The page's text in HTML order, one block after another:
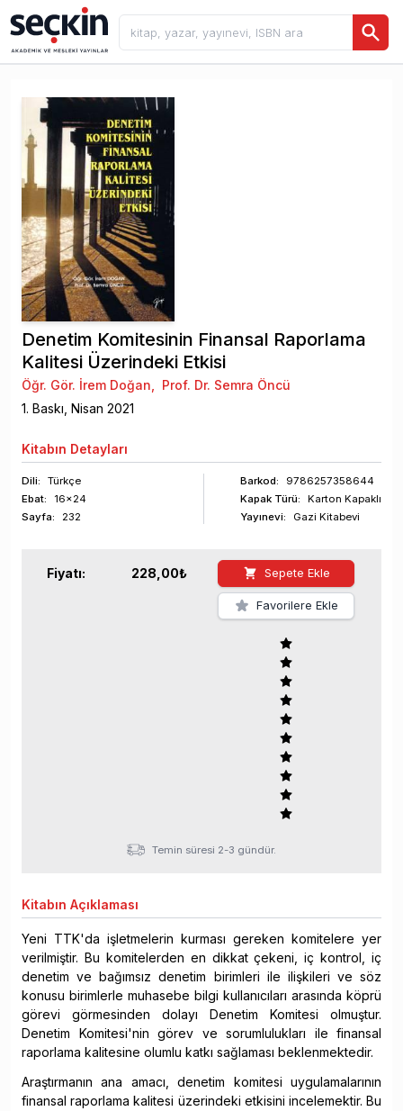
Denetim Komitesinin Finansal Raporlama
Kalitesi Üzerindeki Etkisi
Öğr. Gör. İrem Doğan, Prof. Dr. Semra Öncü
1. Baskı, Nisan 2021
Kitabın Detayları
Dili:
Türkçe
Ebat:
16x24
Sayfa: 232
Barkod:
9786257358644
Kapak Türü:
Karton Kapaklı
Yayınevi:
Gazi Kitabevi
Fiyatı: 228,00₺ Sepete Ekle
Favorilere Ekle
Temin süresi 2-3 gündür.
Kitabın Açıklaması
Yeni TTK'da işletmelerin kurması gereken komitelere yer
verilmiştir. Bu komitelerden en dikkat çekeni, iç kontrol, iç
denetim ve bağımsız denetim birimleri ile ilişkileri ve söz
konusu birimlerle muhasebe bilgi kullanıcıları arasında köprü
görevi görmesinden dolayı Denetim Komitesi olmuştur.
Denetim Komitesi'nin görev ve sorumlulukları ile finansal
raporlama kalitesine olumlu katkı sağlaması beklenmektedir.
Araştırmanın ana amacı, denetim komitesi uygulamalarının
finansal raporlama kalitesi üzerindeki etkisini incelemektir. Bu